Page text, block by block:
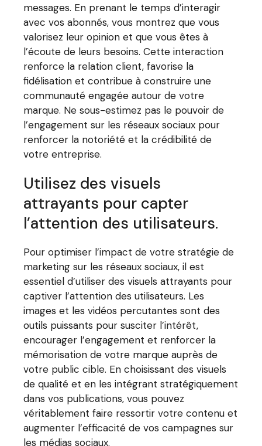
messages. En prenant le temps d’interagir
avec vos abonnés, vous montrez que vous
valorisez leur opinion et que vous êtes à
l’écoute de leurs besoins. Cette interaction
renforce la relation client, favorise la
fidélisation et contribue à construire une
communauté engagée autour de votre
marque. Ne sous-estimez pas le pouvoir de
l’engagement sur les réseaux sociaux pour
renforcer la notoriété et la crédibilité de
votre entreprise.
Utilisez des visuels
attrayants pour capter
l’attention des utilisateurs.
Pour optimiser l’impact de votre stratégie de
marketing sur les réseaux sociaux, il est
essentiel d’utiliser des visuels attrayants pour
captiver l’attention des utilisateurs. Les
images et les vidéos percutantes sont des
outils puissants pour susciter l’intérêt,
encourager l’engagement et renforcer la
mémorisation de votre marque auprès de
votre public cible. En choisissant des visuels
de qualité et en les intégrant stratégiquement
dans vos publications, vous pouvez
véritablement faire ressortir votre contenu et
augmenter l’efficacité de vos campagnes sur
les médias sociaux.